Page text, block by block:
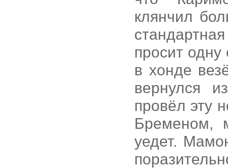
клянчил
просит
в хонде
вернулся
провёл эту
Бременом,
уедет.